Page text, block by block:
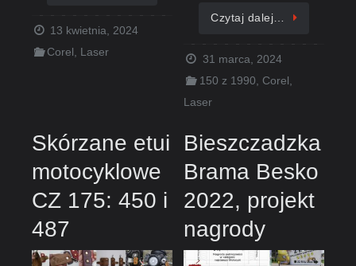
13 kwietnia, 2024
Corel , Laser
Czytaj dalej…
31 marca, 2024
150 z 1990, Corel ,
Laser
Skórzane etui
motocyklowe
CZ 175: 450 i
487
Bieszczadzka
Brama Besko
2022, projekt
nagrody